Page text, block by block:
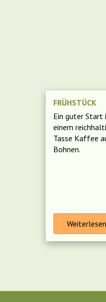
FRÜHSTÜCK
Ein guter Start
einem
Tasse Kaffee
Bohnen.
Weiterlesen